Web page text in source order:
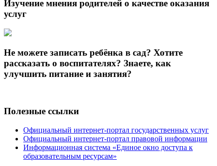
Изучение мнения родителей о качестве оказания
услуг
Не можете записать ребёнка в сад? Хотите
рассказать о воспитателях? Знаете, как
улучшить питание и занятия?
Полезные ссылки
Официальный интернет-портал государственных услуг
Официальный интернет-портал правовой информации
Информационная система «Единое окно доступа к
образовательным ресурсам»